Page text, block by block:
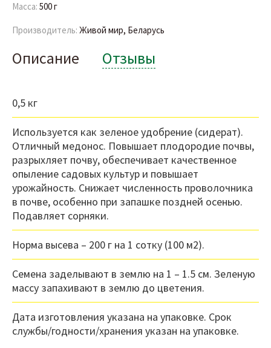
Масса: 500 г
Производитель: Живой мир, Беларусь
Описание Отзывы
0,5 кг
Используется как зеленое удобрение (сидерат).
Отличный медонос. Повышает плодородие почвы,
разрыхляет почву, обеспечивает качественное
опыление садовых культур и повышает
урожайность. Снижает численность проволочника
в почве, особенно при запашке поздней осенью.
Подавляет сорняки.
Норма высева – 200 г на 1 сотку (100 м2).
Семена заделывают в землю на 1 – 1.5 см. Зеленую
массу запахивают в землю до цветения.
Дата изготовления указана на упаковке. Срок
службы/годности/хранения указан на упаковке.